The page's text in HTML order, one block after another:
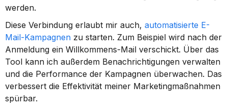
werden.
Diese Verbindung erlaubt mir auch, automatisierte E-
Mail-Kampagnen zu starten. Zum Beispiel wird nach der
Anmeldung ein Willkommens-Mail verschickt. Über das
Tool kann ich außerdem Benachrichtigungen verwalten
und die Performance der Kampagnen überwachen. Das
verbessert die Effektivität meiner Marketingmaßnahmen
spürbar.